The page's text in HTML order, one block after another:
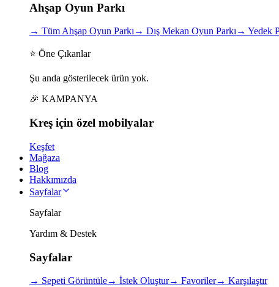
Ahşap Oyun Parkı
→ Tüm Ahşap Oyun Parkı→ Dış Mekan Oyun Parkı→ Yedek
⭐ Öne Çıkanlar
Şu anda gösterilecek ürün yok.
🎉 KAMPANYA
Kreş için özel mobilyalar
Keşfet
Mağaza
Blog
Hakkımızda
Sayfalar
Sayfalar
Yardım & Destek
Sayfalar
→ Sepeti Görüntüle→ İstek Oluştur→ Favoriler→ Karşılaştır